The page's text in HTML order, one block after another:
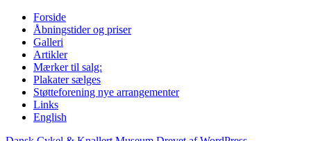
Forside
Åbningstider og priser
Galleri
Artikler
Mærker til salg:
Plakater sælges
Støtteforening nye arrangementer
Links
English